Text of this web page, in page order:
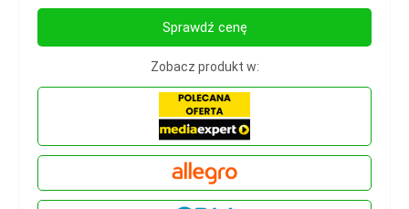
Sprawdź cenę
Zobacz produkt w: